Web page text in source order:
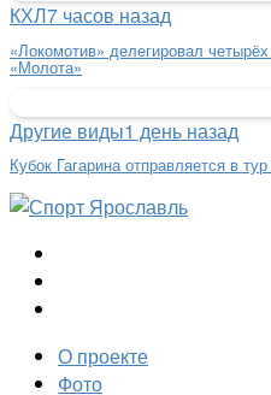
КХЛ7 часов назад
«Локомотив» делегировал
«Молота»
Другие виды1 день назад
Кубок Гагарина отправляется в
О проекте
Фото